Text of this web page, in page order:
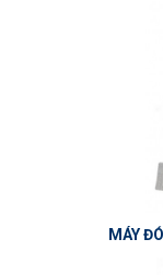
MÁY